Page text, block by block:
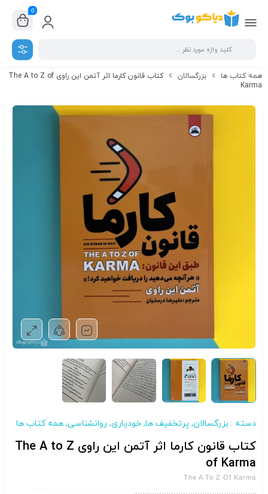
0
همه کتاب ها بزرگسالان
کتاب قانون کارما اثر آتمن این راوی The A to Z of
Karma
دسته : بزرگسالان, پرتخفیف ها, خودیاری, روانشناسی, همه کتاب ها
کتاب قانون کارما اثر آتمن این راوی The A to Z
of Karma
The A To Z Of Karma